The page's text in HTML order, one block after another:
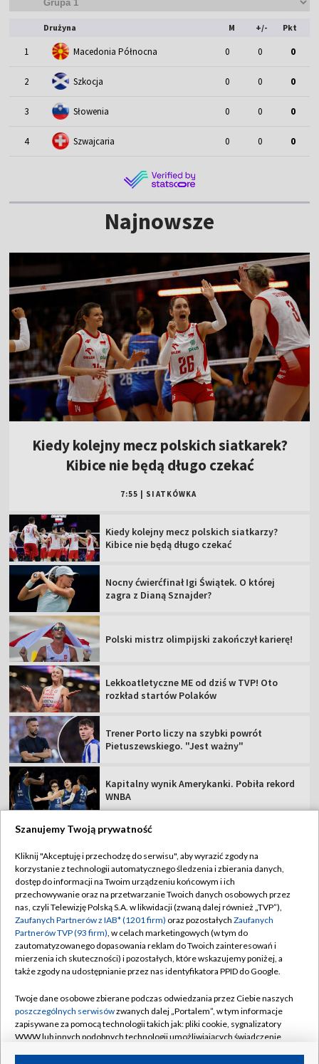
Drużyna M +/- Pkt
1 Macedonia Północna 0 0 0
2 Szkocja 0 0 0
3 Słowenia 0 0 0
4 Szwajcaria 0 0 0
Najnowsze
Kiedy kolejny mecz polskich siatkarek?
Kibice nie będą długo czekać
7:55 SIATKÓWKA
Kiedy kolejny mecz polskich siatkarzy?
Kibice nie będą długo czekać
Nocny ćwierćfinał Igi Świątek. O której
zagra z Dianą Sznajder?
Polski mistrz olimpijski zakończył karierę!
Lekkoatletyczne ME od dziś w TVP! Oto
rozkład startów Polaków
Trener Porto liczy na szybki powrót
Pietuszewskiego. "Jest ważny"
Kapitalny wynik Amerykanki. Pobiła rekord
WNBA
TVP
Abonament TVP
Sklep TVP
Biuro Reklamy
Oferta Handlowa
Emisja w TVP
Rada Programowa
Ogłoszenia przetargowe
Regulamin TVP
Polityka prywatności
Moje zgody
Biuro reklamy
Kanały
Szanujemy Twoją prywatność
Kliknij "Akceptuję i przechodzę do serwisu", aby wyrazić zgody na
korzystanie z technologii automatycznego śledzenia i zbierania danych,
dostęp do informacji na Twoim urządzeniu końcowym i ich
przechowywanie oraz na przetwarzanie Twoich danych osobowych przez
nas, czyli Telewizję Polską S.A. w likwidacji (zwaną dalej również „TVP”),
Zaufanych Partnerów z IAB* (1201 firm) oraz pozostałych Zaufanych
Partnerów TVP (93 firm), w celach marketingowych (w tym do
zautomatyzowanego dopasowania reklam do Twoich zainteresowań i
mierzenia ich skuteczności) i pozostałych, które wskazujemy poniżej, a
także zgody na udostępnianie przez nas identyfikatora PPID do Google.
Twoje dane osobowe zbierane podczas odwiedzania przez Ciebie naszych
poszczególnych serwisówzwanych dalej „Portalem”, w tym informacje
zapisywane za pomocą technologii takich jak: pliki cookie, sygnalizatory
WWW lub innych podobnych technologii umożliwiających świadczenie